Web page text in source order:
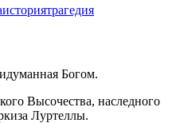
историятрагедия
Богом.
Высочества, наследного
Луртеллы.